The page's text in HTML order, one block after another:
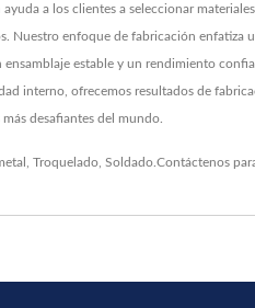
a los clientes a seleccionar
Nuestro enfoque de fabricación
estable y un rendimiento
interno, ofrecemos resultados de
desafiantes del mundo.
Troquelado Soldado Contáctenos